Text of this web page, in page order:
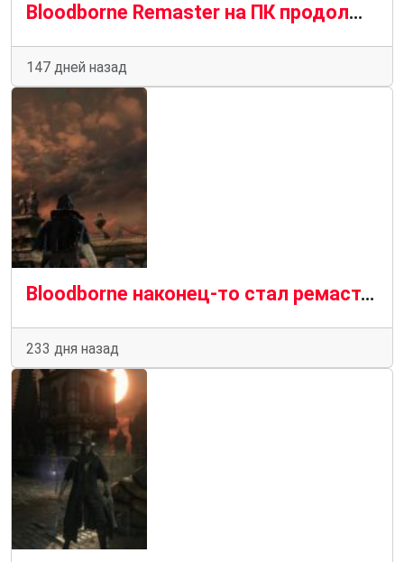
Bloodborne Remaster на ПК продолжает улучшаться: новое сглаживание, текстуры и графические эффекты
147 дней назад
Bloodborne наконец-то стал ремастером, которого мы заслуживали на ПК
233 дня назад